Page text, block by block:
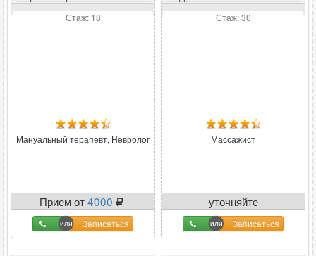
Стаж: 18
Мануальный терапевт, Невролог
Прием от4000
Записаться
Стаж: 30
Массажист
уточняйте
Записаться